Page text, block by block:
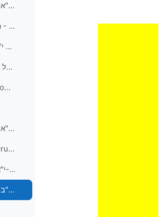
Let's Learn the Psukim - פרק ג' פסוקים י"א-כ"א
From Dan to Be'er Sheva - Maps and Pic
Review Questions פרק ג' פסוקים י"א-כ"א
Optional: שאלות חזרת על פרק ג- מי אמר על מי? / על מי נאמר
Crossword for פרק ג - (Download and Print)
Let's Learn the Psukim - פרק ד' פסוקים א'-י"א
Image of the Aron and Kiruvim (a model)
04a Review Question - פרק ד' פסוקים א-י"א
Let's Learn the Psukim - פרק ד' פסוקים י"ב-כ"ב